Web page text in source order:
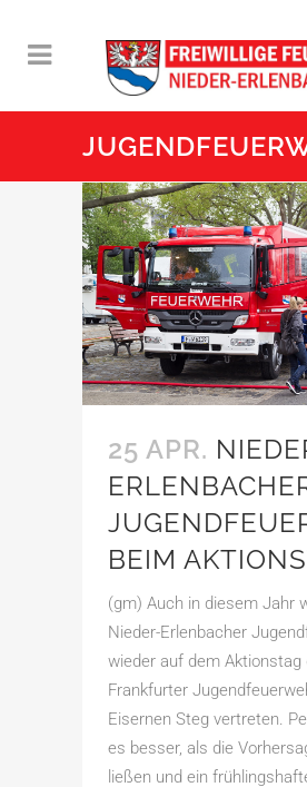
25 APR.
BEIM
(gm) Auch in diesem Jahr
Nieder-Erlenbacher
wieder auf dem Aktionstag
Frankfurter
Eisernen Steg vertreten.
es besser, als die
ließen und ein